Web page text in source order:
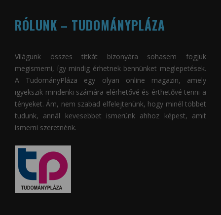
RÓLUNK – TUDOMÁNYPLÁZA
Világunk összes titkát bizonyára sohasem fogjuk
megismerni, így mindig érhetnek bennünket meglepetések.
A TudományPláza egy olyan online magazin, amely
igyekszik mindenki számára elérhetővé és érthetővé tenni a
tényeket. Ám, nem szabad elfelejtenünk, hogy minél többet
tudunk, annál kevesebbet ismerünk ahhoz képest, amit
ismerni szeretnénk.